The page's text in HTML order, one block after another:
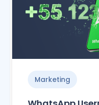
Marketing